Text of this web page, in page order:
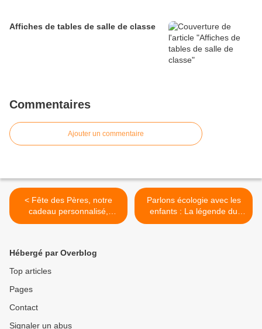
Affiches de tables de salle de classe
Commentaires
Ajouter un commentaire
< Fête des Pères, notre
cadeau personnalisé,
rapide et peu onéreux
Parlons écologie avec les
enfants : La légende du
colibri de Denis Kormann >
Hébergé par Overblog
Top articles
Pages
Contact
Signaler un abus